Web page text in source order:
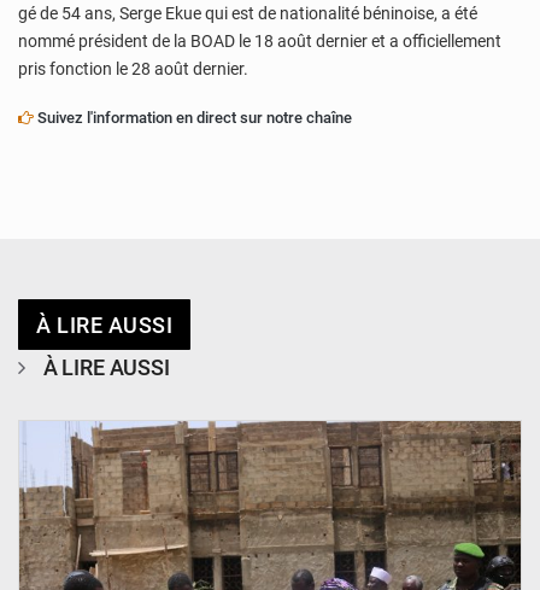
gé de 54 ans, Serge Ekue qui est de nationalité béninoise, a été
nommé président de la BOAD le 18 août dernier et a officiellement
pris fonction le 28 août dernier.
Suivez l'information en direct sur notre chaîne
À LIRE AUSSI
À LIRE AUSSI